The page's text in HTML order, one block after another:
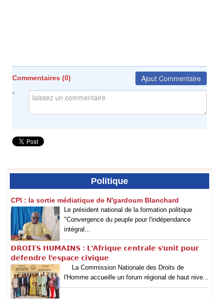
Commentaires (0) Ajout Commentaire
Politique
CPI : la sortie médiatique de N'gardoum Blanchard
Le président national de la formation politique
"Convergence du peuple pour l'indépendance
intégral...
𝗗𝗥𝗢𝗜𝗧𝗦 𝗛𝗨𝗠𝗔𝗜𝗡𝗦 : 𝗟'𝗔𝗳𝗿𝗶𝗾𝘂𝗲 𝗰𝗲𝗻𝘁𝗿𝗮𝗹𝗲 𝘀'𝘂𝗻𝗶𝘁 𝗽𝗼𝘂𝗿
𝗱𝗲𝗳𝗲𝗻𝗱𝗿𝗲 𝗹'𝗲𝘀𝗽𝗮𝗰𝗲 𝗰𝗶𝘃𝗶𝗾𝘂𝗲
La Commission Nationale des Droits de
l'Homme accueille un forum régional de haut nive...